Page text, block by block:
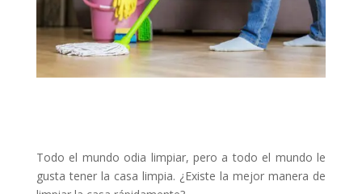
Todo el mundo odia limpiar, pero a todo el mundo le
gusta tener la casa limpia. ¿Existe la mejor manera de